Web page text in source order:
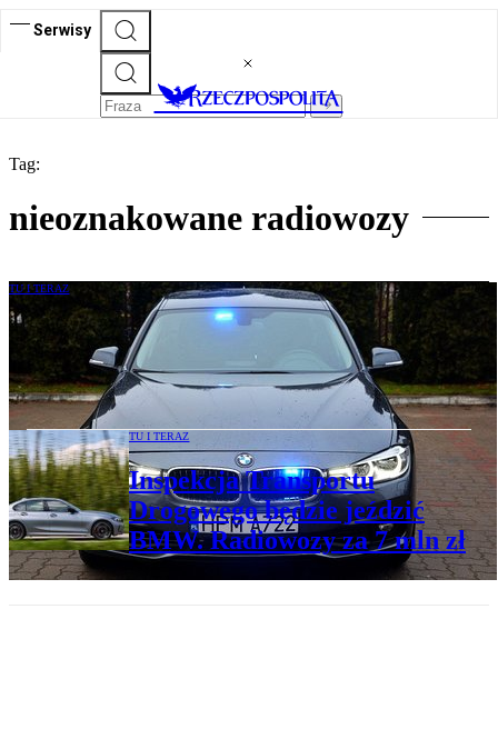
Serwisy
Tag:
nieoznakowane radiowozy
TU I TERAZ
Przybywa pułapek na kierowców. Flotę
nieoznakowanych BMW rozbudowuje
CANARD
TU I TERAZ
Inspekcja Transportu
Drogowego będzie jeździć
BMW. Radiowozy za 7 mln zł